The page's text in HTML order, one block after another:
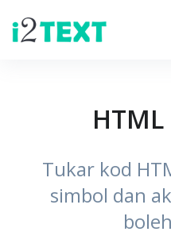
Tukar kod
simbol dan